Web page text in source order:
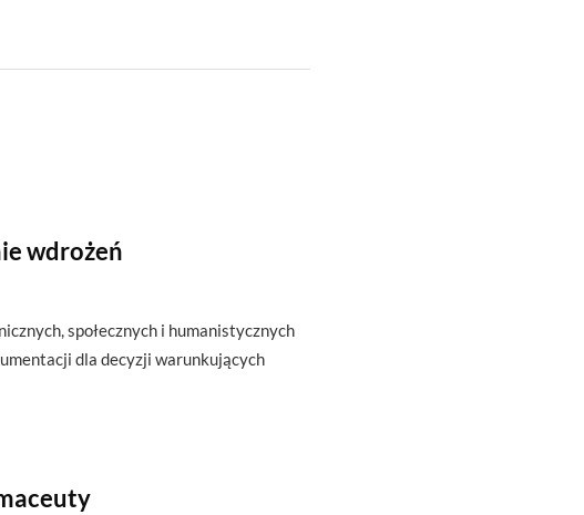
wdrożeń
społecznych i humanistycznych
dla decyzji warunkujących